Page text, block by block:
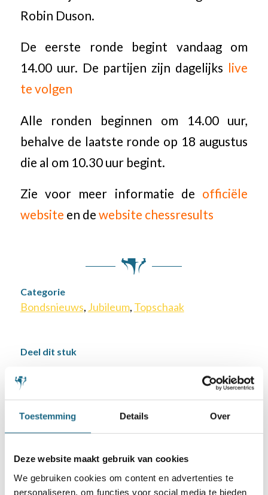
Toestemming Details Over
Deze website maakt gebruik van cookies
We gebruiken cookies om content en advertenties te
personaliseren, om functies voor social media te bieden
Robin Duson.
De eerste ronde begint vandaag om
14.00 uur. De partijen zijn dagelijks live
te volgen
Alle ronden beginnen om 14.00 uur,
behalve de laatste ronde op 18 augustus
die al om 10.30 uur begint.
Zie voor meer informatie de officiële
website en de website chessresults
Categorie
Bondsnieuws, Jubileum, Topschaak
Deel dit stuk